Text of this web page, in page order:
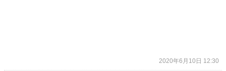
2020年6月10日 12:30